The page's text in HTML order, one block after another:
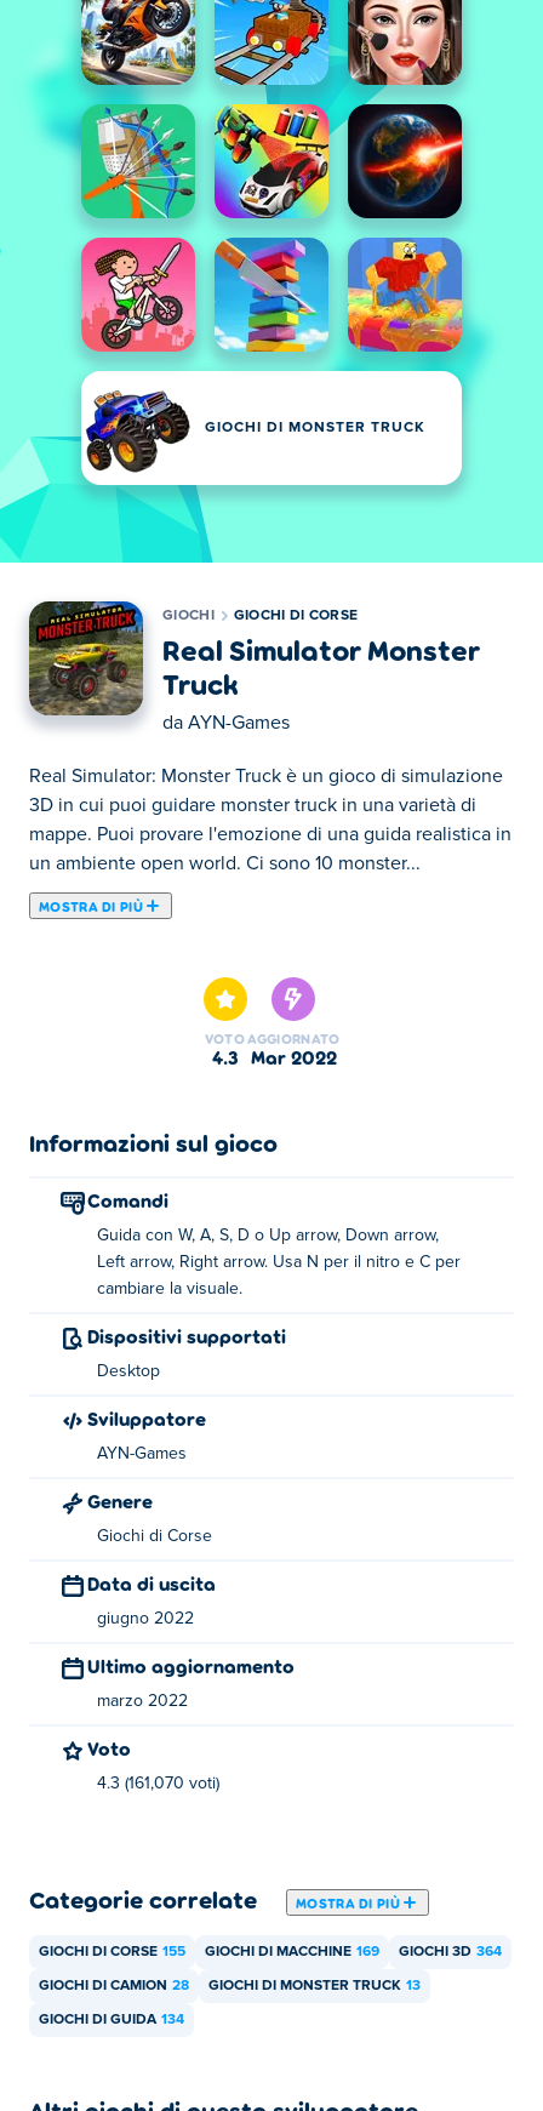
GIOCHI DI MONSTER TRUCK
GIOCHI GIOCHI DI CORSE
Real Simulator Monster
Truck
da AYN-Games
Real Simulator: Monster Truck è un gioco di simulazione
3D in cui puoi guidare monster truck in una varietà di
mappe. Puoi provare l'emozione di una guida realistica in
un ambiente open world. Ci sono 10 monster...
MOSTRA DI PIÙ
mappe. Puoi provare l'emozione di una guida realistica in
un ambiente open world. Ci sono 10 monster truck e 4
mappe: Forest, Desert, Hill e Moon. C'è anche una
Ci sono 12 livelli in modalità corsa e acrobazie ciascuno,
acquistando nuove auto e migliorando quelle esistenti.
Che cosa state aspettando? Sali su un monster truck e
dimostra le tue abilità di guida!
Truck?
Drive - WASD o tasti freccia
Nitro - N
Chi ha creato Real Simulator: Monster Truck?
Real Simulator: Monster Truck è stato creato da AYN
Punk Racing
Simulator: Monster Truck?
Puoi giocare a Real Simulator: Monster Truck
su dispositivi mobili e desktop?
Real Simulator: Monster Truck è giocabile solo sul tuo
computer per ora.
VOTO
4.3
AGGIORNATO
mar 2022
Informazioni sul gioco
Comandi
Guida con W, A, S, D o Up arrow, Down arrow,
Left arrow, Right arrow. Usa N per il nitro e C per
cambiare la visuale.
Dispositivi supportati
Desktop
Sviluppatore
AYN-Games
Genere
Giochi di Corse
Data di uscita
giugno 2022
Ultimo aggiornamento
marzo 2022
Voto
4.3 (161,070 voti)
Categorie correlate MOSTRA DI PIÙ
GIOCHI DI CORSE 155 GIOCHI DI MACCHINE 169 GIOCHI 3D 364
GIOCHI DI CAMION 28 GIOCHI DI MONSTER TRUCK 13
GIOCHI DI GUIDA 134